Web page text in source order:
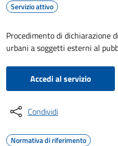
Servizio attivo
Procedimento di dichiarazione
urbani a soggetti esterni al
Accedi al servizio
Condividi
Normativa di riferimento